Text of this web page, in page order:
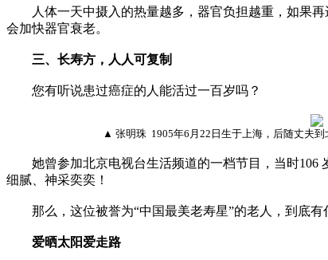
人体一天中摄入的热量越多，器官负担越重，如果再
会加快器官衰老。
三、长寿方，人人可复制
您有听说患过癌症的人能活过一百岁吗？
▲ 张明珠 1905年6月22日生于上海，后随丈夫到
她曾参加北京电视台生活频道的一档节目，当时106
细腻、神采奕奕！
那么，这位被誉为“中国最美老寿星”的老人，到底有
爱晒太阳爱走路